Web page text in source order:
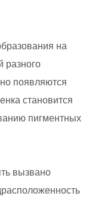
на
разного
появляются
становится
пигментных
вызвано